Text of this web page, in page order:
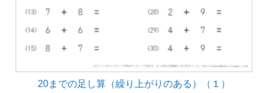
20までの足し算（繰り上がりのある）（１）